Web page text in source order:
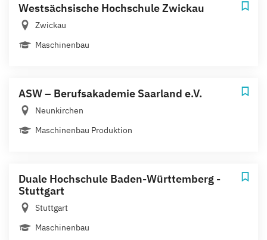
Westsächsische Hochschule Zwickau
Zwickau
Maschinenbau
ASW – Berufsakademie Saarland e.V.
Neunkirchen
Maschinenbau Produktion
Duale Hochschule Baden-Württemberg -
Stuttgart
Stuttgart
Maschinenbau